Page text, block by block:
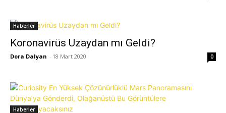
Haberler
Koronavirüs Uzaydan mı Geldi?
Dora Dalyan - 18 Mart 2020 0
Haberler